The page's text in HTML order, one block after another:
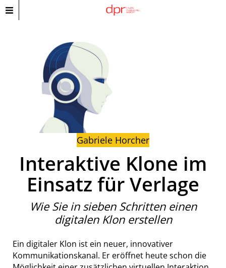
Gabriele Horcher
Interaktive Klone im
Einsatz für Verlage
Wie Sie in sieben Schritten einen
digitalen Klon erstellen
Ein digitaler Klon ist ein neuer, innovativer
Kommunikationskanal. Er eröffnet heute schon die